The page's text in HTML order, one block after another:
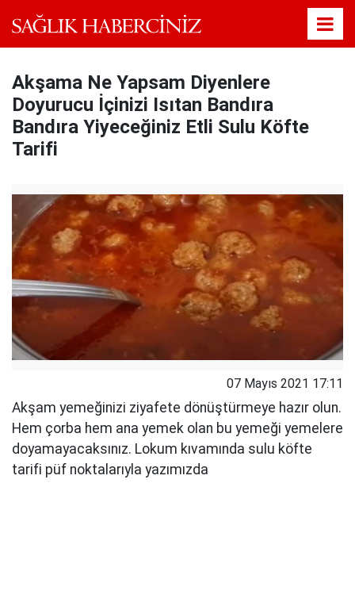
Akşama Ne Yapsam Diyenlere
Doyurucu İçinizi Isıtan Bandıra
Bandıra Yiyeceğiniz Etli Sulu Köfte
Tarifi
07 Mayıs 2021 17:11
Akşam yemeğinizi ziyafete dönüştürmeye hazır olun.
Hem çorba hem ana yemek olan bu yemeği yemelere
doyamayacaksınız. Lokum kıvamında sulu köfte
tarifi püf noktalarıyla yazımızda